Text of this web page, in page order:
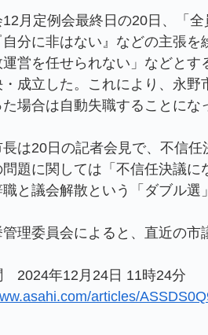
月定例会最終日の20日、「
分に非はない』などの主張
運営を任せられない」などと
・成立した。これにより、永
た場合は自動失職することにな
は20日の記者会見で、不信任
題に関しては「不信任決議
職と議会解散という「ダブル
理委員会によると、直近の市
2024年12月24日 11時24分
articles/